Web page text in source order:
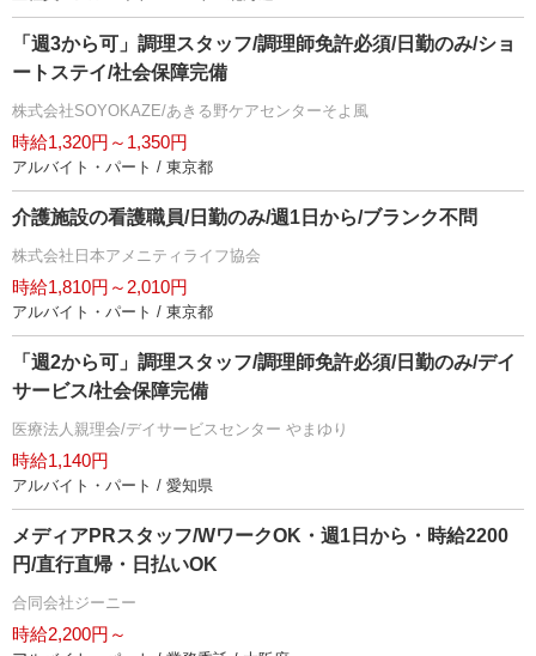
「週3から可」調理スタッフ/調理師免許必須/日勤のみ/ショ
ートステイ/社会保障完備
株式会社SOYOKAZE/あきる野ケアセンターそよ風
時給1,320円～1,350円
アルバイト・パート / 東京都
介護施設の看護職員/日勤のみ/週1日から/ブランク不問
株式会社日本アメニティライフ協会
時給1,810円～2,010円
アルバイト・パート / 東京都
「週2から可」調理スタッフ/調理師免許必須/日勤のみ/デイ
サービス/社会保障完備
医療法人親理会/デイサービスセンター やまゆり
時給1,140円
アルバイト・パート / 愛知県
メディアPRスタッフ/WワークOK・週1日から・時給2200
円/直行直帰・日払いOK
合同会社ジーニー
時給2,200円～